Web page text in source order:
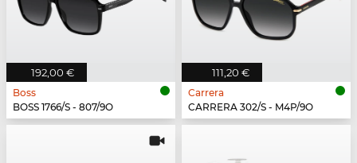
192,00 €
Boss
BOSS 1766/S - 807/9O
111,20 €
Carrera
CARRERA 302/S - M4P/9O